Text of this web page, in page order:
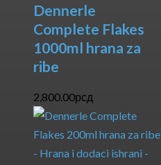
Dennerle
Complete Flakes
1000ml hrana za
ribe
2,800.00рсд